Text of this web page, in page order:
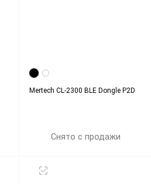
Mertech CL-2300 BLE Dongle P2D
Снято с продажи